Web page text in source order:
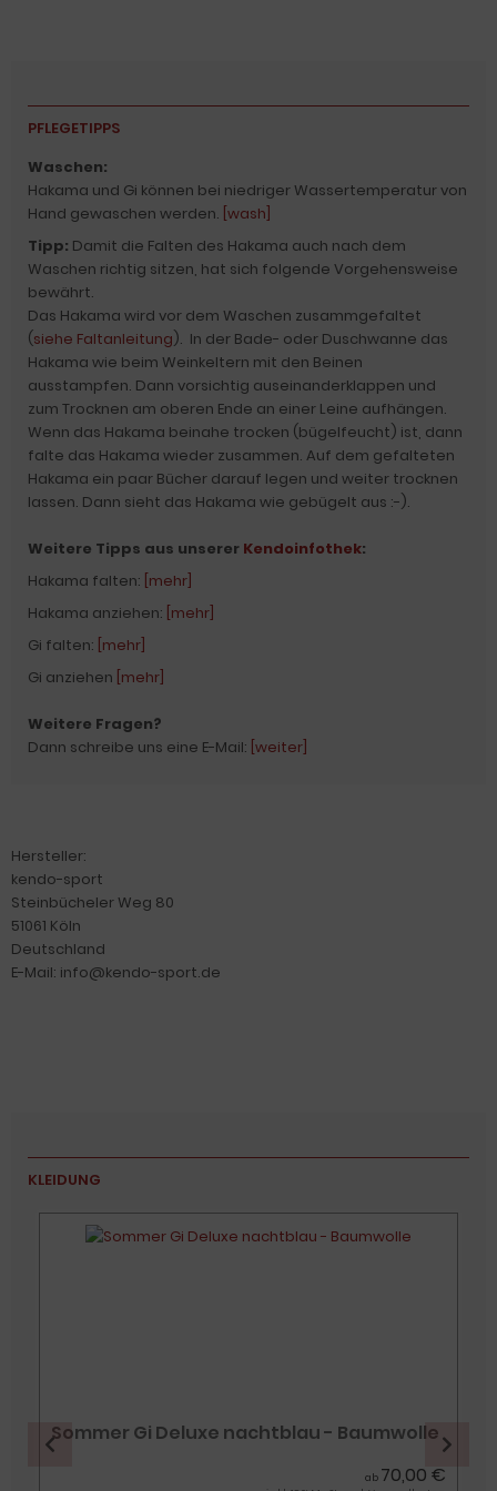
PFLEGETIPPS
Waschen:
Hakama und Gi können bei niedriger Wassertemperatur von
Hand gewaschen werden. [wash]
Tipp: Damit die Falten des Hakama auch nach dem
Waschen richtig sitzen, hat sich folgende Vorgehensweise
bewährt.
Das Hakama wird vor dem Waschen zusammgefaltet
(siehe Faltanleitung). In der Bade- oder Duschwanne das
Hakama wie beim Weinkeltern mit den Beinen
ausstampfen. Dann vorsichtig auseinanderklappen und
zum Trocknen am oberen Ende an einer Leine aufhängen.
Wenn das Hakama beinahe trocken (bügelfeucht) ist, dann
falte das Hakama wieder zusammen. Auf dem gefalteten
Hakama ein paar Bücher darauf legen und weiter trocknen
lassen. Dann sieht das Hakama wie gebügelt aus :-).
Weitere Tipps aus unserer Kendoinfothek:
Hakama falten: [mehr]
Hakama anziehen: [mehr]
Gi falten: [mehr]
Gi anziehen [mehr]
Weitere Fragen?
Dann schreibe uns eine E-Mail: [weiter]
Hersteller:
kendo-sport
Steinbücheler Weg 80
51061 Köln
Deutschland
E-Mail: info@kendo-sport.de
KLEIDUNG
Sommer Gi Deluxe nachtblau - Baumwolle
ab 70,00 €